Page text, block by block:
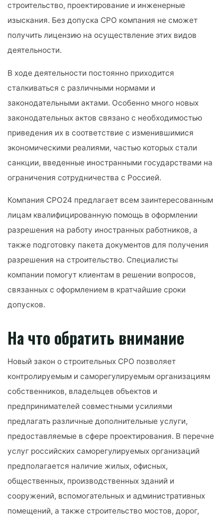
строительство, проектирование и инженерные
изыскания. Без допуска СРО компания не сможет
получить лицензию на осуществление этих видов
деятельности.
В ходе деятельности постоянно приходится
сталкиваться с различными нормами и
законодательными актами. Особенно много новых
законодательных актов связано с необходимостью
приведения их в соответствие с изменившимися
экономическими реалиями, частью которых стали
санкции, введенные иностранными государствами на
ограничения сотрудничества с Россией.
Компания СРО24 предлагает всем заинтересованным
лицам квалифицированную помощь в оформлении
разрешения на работу иностранных работников, а
также подготовку пакета документов для получения
разрешения на строительство. Специалисты
компании помогут клиентам в решении вопросов,
связанных с оформлением в кратчайшие сроки
допусков.
На что обратить внимание
Новый закон о строительных СРО позволяет
контролируемым и саморегулируемым организациям
собственников, владельцев объектов и
предпринимателей совместными усилиями
предлагать различные дополнительные услуги,
предоставляемые в сфере проектирования. В перечне
услуг российских саморегулируемых организаций
предполагается наличие жилых, офисных,
общественных, производственных зданий и
сооружений, вспомогательных и административных
помещений, а также строительство мостов, дорог,